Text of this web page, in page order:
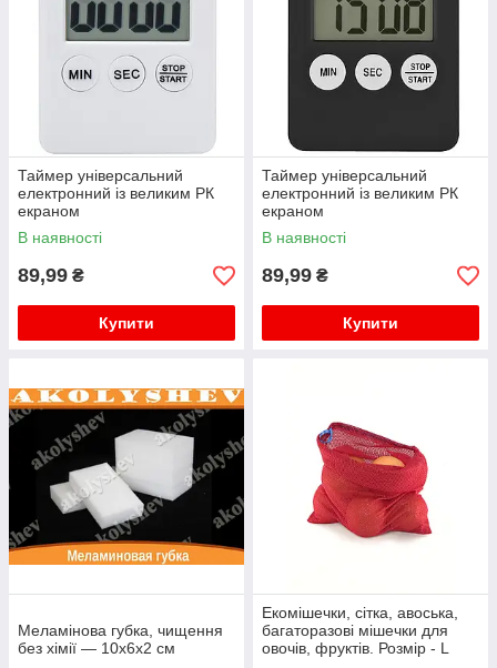
Таймер універсальний
електронний із великим РК
екраном
В наявності
89,99 ₴
Купити
Таймер універсальний
електронний із великим РК
екраном
В наявності
89,99 ₴
Купити
Меламінова губка, чищення
без хімії — 10х6х2 см
Екомішечки, сітка, авоська,
багаторазові мішечки для
овочів, фруктів. Розмір - L